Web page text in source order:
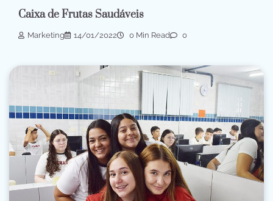
Caixa de Frutas Saudáveis
Marketing 14/01/2022 0 Min Read 0